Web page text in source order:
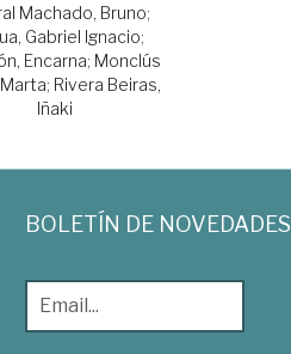
Machado, Bruno;
Gabriel Ignacio;
Encarna; Monclús
; Rivera Beiras,
Iñaki
BOLETÍN DE NOVEDADES